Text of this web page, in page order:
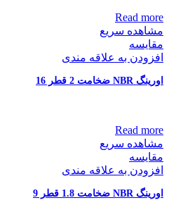
Read more
مشاهده سریع
مقایسه
افزودن به علاقه مندی
اورینگ NBR ضخامت 2 قطر 16
Read more
مشاهده سریع
مقایسه
افزودن به علاقه مندی
اورینگ NBR ضخامت 1.8 قطر 9